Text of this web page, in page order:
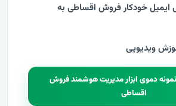
ایمیل خودکار فروش اقساطی به
ویدیویی
دموی ابزار مدیریت هوشمند فروش
اقساطی